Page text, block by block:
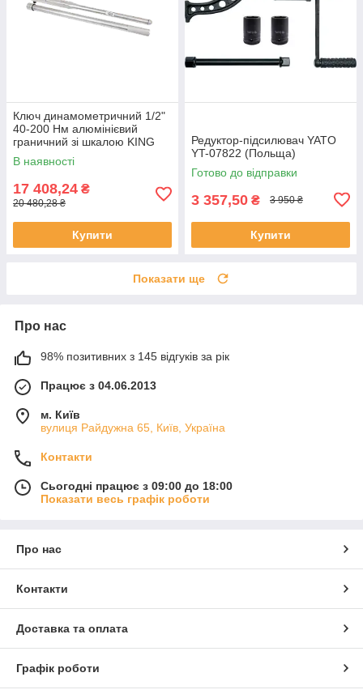
Ключ динамометричний 1/2"
40-200 Нм алюмінієвий
граничний зі шкалою KING
TONY 3445G-1FB (Тайвань)
В наявності
17 408,24 ₴
20 480,28 ₴
Купити
Редуктор-підсилювач YATO
YT-07822 (Польща)
Готово до відправки
3 357,50 ₴ 3 950 ₴
Купити
Показати ще
Про нас
98% позитивних з 145 відгуків за рік
Працює з 04.06.2013
м. Київ
вулиця Райдужна 65, Київ, Україна
Контакти
Сьогодні працює з 09:00 до 18:00
Показати весь графік роботи
Про нас
Контакти
Доставка та оплата
Графік роботи